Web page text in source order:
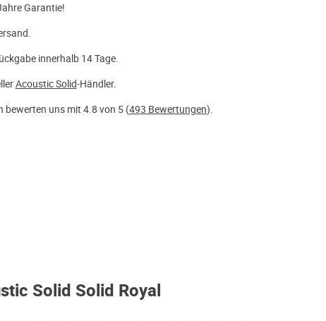
Garantie!
innerhalb 14 Tage.
Acoustic Solid-Händler.
bewerten uns mit 4.8 von 5 (493 Bewertungen).
Solid Solid Royal